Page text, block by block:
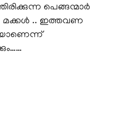
പെങ്ങന്മാർ
മക്കൾ .. ഇത്തവണ